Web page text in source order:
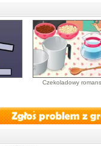
Czekoladowy romans